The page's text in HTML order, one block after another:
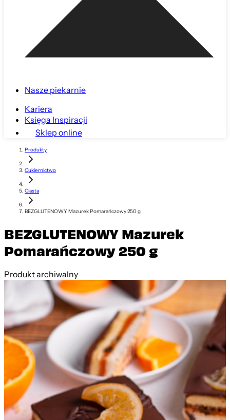
Nasze piekarnie
Kariera
Księga Inspiracji
Sklep online
Produkty
Cukiernictwo
Ciasta
BEZGLUTENOWY Mazurek Pomarańczowy 250 g
BEZGLUTENOWY Mazurek
Pomarańczowy 250 g
Produkt archiwalny